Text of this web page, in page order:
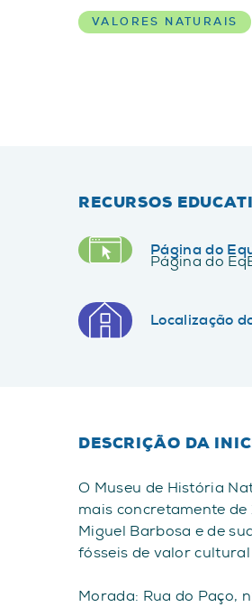
VALORES NATURAIS
RECURSOS
Página do
Página do
Localização
DESCRIÇÃO DA
O Museu de História
mais concretamente
Miguel Barbosa e de
fósseis de valor
Morada: Rua do Paço,